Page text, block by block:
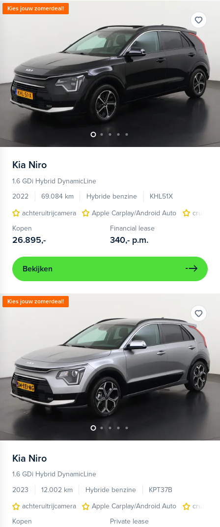
Kies jouw zomerdeal!
Kia Niro
1.6 GDi Hybrid DynamicLine
2022
69.084 km Hybride benzine
KHL51X
achteruitrijcamera
Apple Carplay/Android Auto
cruise
Kopen
26.895,-
Financial lease
340,- p.m.
Bekijken
Kies jouw zomerdeal!
Kia Niro
1.6 GDi Hybrid DynamicLine
2023
12.002 km Hybride benzine
KPT37B
achteruitrijcamera
Apple Carplay/Android Auto
cruise
Kopen
Private lease